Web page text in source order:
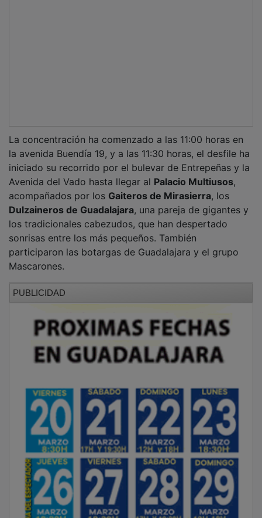
la avenida Buendía 19, y a las 11:30 horas, el desfile ha
iniciado su recorrido por el bulevar de Entrepeñas y la
Avenida del Vado hasta llegar alPalacio Multiusos ,
acompañados por losGaiteros de Mirasierra, los
Dulzaineros de Guadalajara, una pareja de gigantes y
los tradicionales cabezudos, que han despertado
sonrisas entre los más pequeños. También
participaron las botargas de Guadalajara y el grupo
Mascarones.